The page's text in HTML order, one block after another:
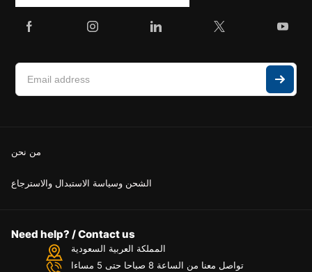
من نحن
الشحن وسياسة الاستبدال والاسترجاع
Need help? / Contact us
المملكة العربية السعودية
تواصل معنا من الساعة 8 صباحا حتى 5 مساءا